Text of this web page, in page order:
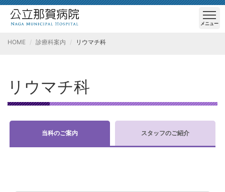
メニュー
HOME 診療科案内 リウマチ科
リウマチ科
当科のご案内 スタッフのご紹介